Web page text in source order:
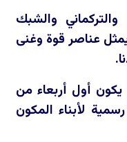
والشبك
عناصر قوة وغنى
أول أربعاء من
لأبناء المكون